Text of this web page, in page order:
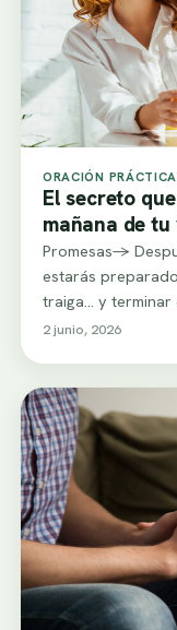
ORACIÓN
El secreto
mañana de tu
Promesas->
estarás
traiga… y terminar
2 junio, 2026